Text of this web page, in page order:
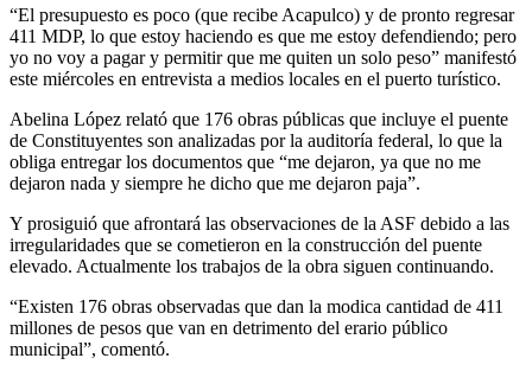
“El presupuesto es poco (que recibe Acapulco) y de pronto regresar
411 MDP, lo que estoy haciendo es que me estoy defendiendo; pero
yo no voy a pagar y permitir que me quiten un solo peso” manifestó
este miércoles en entrevista a medios locales en el puerto turístico.
Abelina López relató que 176 obras públicas que incluye el puente
de Constituyentes son analizadas por la auditoría federal, lo que la
obliga entregar los documentos que “me dejaron, ya que no me
dejaron nada y siempre he dicho que me dejaron paja”.
Y prosiguió que afrontará las observaciones de la ASF debido a las
irregularidades que se cometieron en la construcción del puente
elevado. Actualmente los trabajos de la obra siguen continuando.
“Existen 176 obras observadas que dan la modica cantidad de 411
millones de pesos que van en detrimento del erario público
municipal”, comentó.